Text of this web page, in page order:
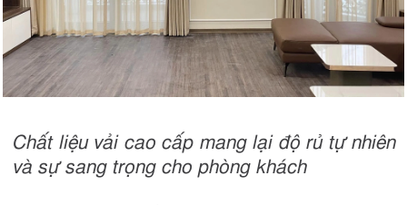
Chất liệu vải cao cấp mang lại độ rủ tự nhiên
và sự sang trọng cho phòng khách